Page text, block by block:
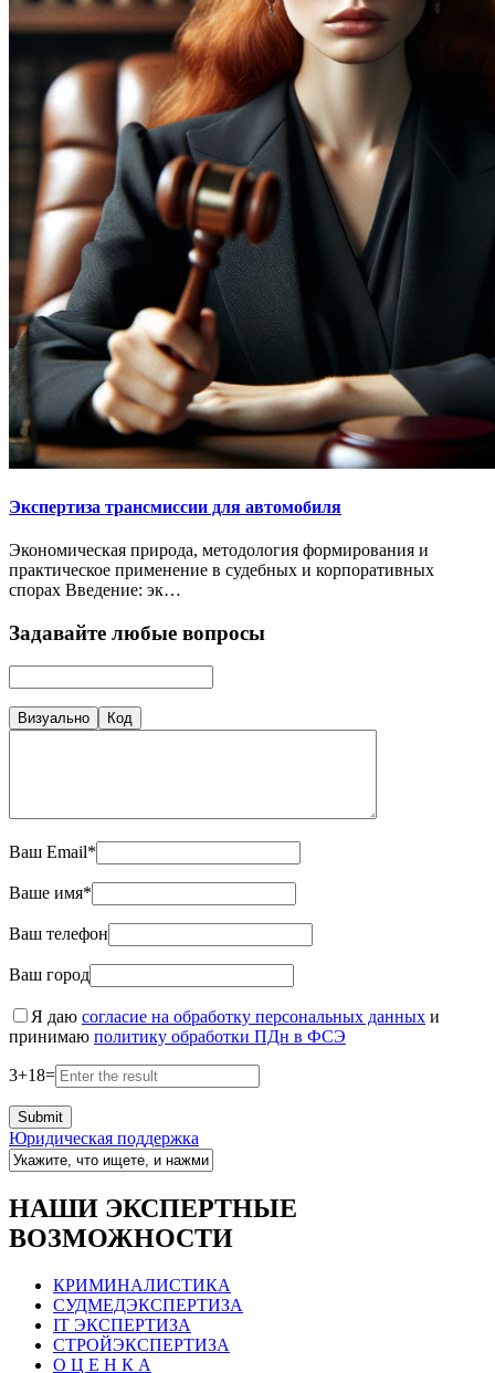
Экспертиза трансмиссии для автомобиля
Экономическая природа, методология формирования и
практическое применение в судебных и корпоративных
спорах Введение: эк…
Задавайте любые вопросы
Визуально Код
Ваш Email*
Ваше имя*
Ваш телефон
Ваш город
Я даю согласие на обработку персональных данных и
принимаю политику обработки ПДн в ФСЭ
3+18=
Юридическая поддержка
НАШИ ЭКСПЕРТНЫЕ
ВОЗМОЖНОСТИ
КРИМИНАЛИСТИКА
СУДМЕДЭКСПЕРТИЗА
IT ЭКСПЕРТИЗА
СТРОЙЭКСПЕРТИЗА
О Ц Е Н К А